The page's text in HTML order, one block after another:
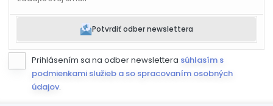
Potvrdiť odber newslettera
Prihlásením sa na odber newslettera súhlasím s
podmienkami služieb a so spracovaním osobných
údajov.